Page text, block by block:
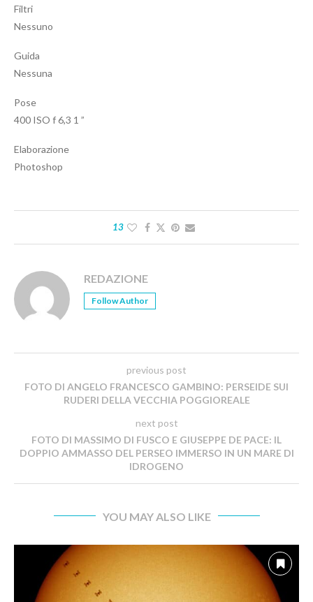
Filtri
Nessuno
Guida
Nessuna
Pose
400 ISO f 6,3 1 ”
Elaborazione
Photoshop
13
REDAZIONE
Follow Author
previous post
FOTO DI ANGELO FRANCESCO GAMBINO: PERSEIDE SUI
RUDERI DELLA VECCHIA POGGIOREALE
next post
FOTO DI MASSIMO DI FUSCO E GIUSEPPE DE PACE: IL
DOPPIO AMMASSO DEL PERSEO IMMERSO IN UN MARE DI
IDROGENO
YOU MAY ALSO LIKE